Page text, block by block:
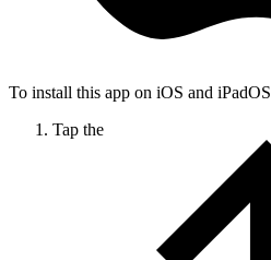
To install this app on iOS and iPadOS
Tap the